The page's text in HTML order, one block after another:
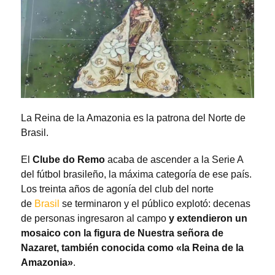
La Reina de la Amazonia es la patrona del Norte de
Brasil.
El Clube do Remo acaba de ascender a la Serie A
del fútbol brasileño, la máxima categoría de ese país.
Los treinta años de agonía del club del norte
de Brasil se terminaron y el público explotó: decenas
de personas ingresaron al campo y extendieron un
mosaico con la figura de Nuestra señora de
Nazaret, también conocida como «la Reina de la
Amazonia».